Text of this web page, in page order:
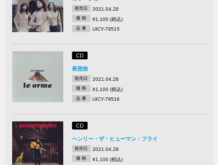
発売日 2021.04.28
価 格 ¥1,100 (税込)
品 番 UICY-79515
CD
夜想曲
発売日 2021.04.28
価 格 ¥1,100 (税込)
品 番 UICY-79516
CD
ヘンリー・ザ・ヒューマン・フライ
発売日 2021.04.28
価 格 ¥1,100 (税込)